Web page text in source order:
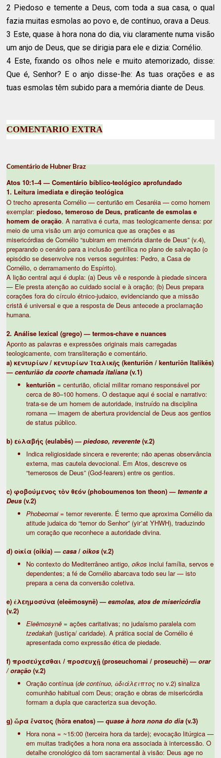
2 Piedoso e temente a Deus, com toda a sua casa, o qual
fazia muitas esmolas ao povo e, de contínuo, orava a Deus.
3 Este, quase à hora nona do dia, viu claramente numa visão
um anjo de Deus, que se dirigia para ele e dizia: Cornélio.
4 Este, fixando os olhos nele e muito atemorizado, disse:
Que é, Senhor? E o anjo disse-lhe: As tuas orações e as
tuas esmolas têm subido para a memória diante de Deus.
COMENTARIO EXTRA
Comentário de Hubner Braz
Atos 10:1–4 — Comentário bíblico-teológico aprofundado
1. Leitura imediata e direção teológica
O trecho apresenta Cornélio — centurião em Cesaréia — como homem
exemplar:piedoso, temeroso de Deus, praticante de esmolas e
homem de oração. A narrativa é curta, mas teologicamente densa: por
meio de uma visão um anjo comunica que as orações e as
misericórdias de Cornélio “subiram em memória diante de Deus” (v.4),
preparando o cenário para a inclusão gentílica no plano de salvação (o
episódio se desenvolve nos versos seguintes: Pedro, a Casa de
Cornélio, o derramamento do Espírito).
A lição central aqui é dupla: (a) Deus vê e responde à piedade sincera
— Ele presta atenção ao cuidado social e à oração; (b) Deus prepara
corações fora do círculo étnico-judaico, evidenciando que a missão
cristã é universal e que a resposta de Deus antecede a proclamação
humana.
2. Análise lexical (grego) — termos-chave e nuances
Aponto as palavras e expressões originais mais carregadas
teologicamente, com transliteração e comentário.
a) κεντυρίων / κεντυρίων Ἰταλικῆς (kenturiōn / kenturiōn Italikēs)
—centurião da coorte chamada italiana (v.1)
kenturiōn = centurião, oficial militar romano responsável por
cerca de 80–100 homens. O destaque aqui é social e narrativo:
trata-se de um homem de autoridade, instruído na disciplina
romana — imagem de abertura providencial de Deus aos gentios
de status público.
b) εὐλαβής (eulabḗs) —piedoso, reverente(v.2)
Indica religiosidade sincera e reverente; não apenas observância
externa, mas cautela devocional. Em Atos, descreve os
“temerosos de Deus” (God-fearers) entre os gentios.
c) φοβούμενος τὸν θεόν (phoboumenos ton theon) —temente a
Deus (v.2)
Phobeomai= temor reverente. É termo que aproxima Cornélio da
atitude judaica do “temor do Senhor” (yirʼat YHWH), traduzindo
um coração que reconhece a autoridade divina.
d) οἰκία (oikia) —casa /oikos (v.2)
No contexto do Mediterrâneo antigo,oikos inclui família, servos e
dependentes; a fé de Cornélio abarcava todo seu lar — isto
prepara a cena da conversão coletiva.
e) ἐλεημοσύνα (eleēmosynē) —esmolas, atos de misericórdia
(v.2)
Eleēmosynē = ações caritativas; no judaísmo paralela com
tzedakah (justiça/ caridade). A prática social de Cornélio é
apresentada como expressão ética de piedade.
f) προσεύχεσθαι / προσευχῇ (proseuchomai / proseuchē) —orar
/ oração (v.2)
Oração contínua (de contínuo, ἀδιάλειπτος no v.2) sinaliza
comunhão habitual com Deus; oração e obras de misericórdia
formam a dupla que caracteriza sua devoção.
g) ὥρα ἔνατος (hōra enatos) —quase à hora nona do dia (v.3)
Hora nona = ~15:00 (terceira hora da tarde); evocação litúrgica —
em muitas tradições a hora nona era associada à intercessão. O
detalhe cronológico dá tom sacramental à visão: Deus age no